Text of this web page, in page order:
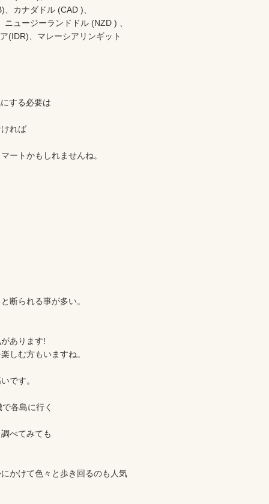
カナダドル (CAD )、
ュージーランドドル (NZD ) 、
(IDR)、マレーシアリンギット
する必要は
れば
ートかもしれませんね。
断られる事が多い。
あります!
しむ方もいますね。
です。
各島に行く
べてみても
かけて色々と歩き回るのも人気